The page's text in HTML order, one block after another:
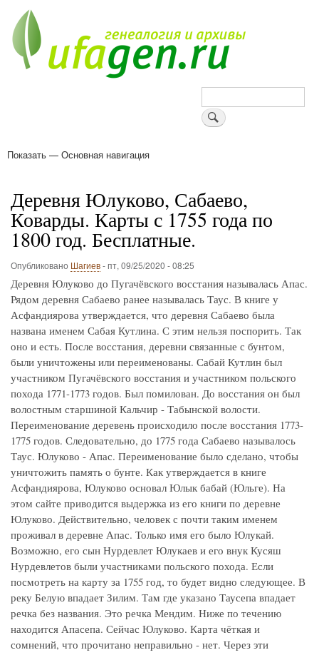
основному
содержанию
Поиск
Основная
Показать — Основная навигация
Деревня Юлуково, Сабаево,
Коварды. Карты с 1755 года по
1800 год. Бесплатные.
Опубликовано Шагиев-пт, 09/25/2020 - 08:25
Деревня Юлуково до Пугачёвского восстания называлась Апас.
Рядом деревня Сабаево ранее называлась Таус. В книге у
Асфандиярова утверждается, что деревня Сабаево была
названа именем Сабая Кутлина. С этим нельзя поспорить. Так
оно и есть. После восстания, деревни связанные с бунтом,
были уничтожены или переименованы. Сабай Кутлин был
участником Пугачёвского восстания и участником польского
похода 1771-1773 годов. Был помилован. До восстания он был
волостным старшиной Кальчир - Табынской волости.
Переименование деревень происходило после восстания 1773-
1775 годов. Следовательно, до 1775 года Сабаево называлось
Таус. Юлуково - Апас. Переименование было сделано, чтобы
уничтожить память о бунте. Как утверждается в книге
Асфандиярова, Юлуково основал Юлык бабай (Юльге). На
этом сайте приводится выдержка из его книги по деревне
Юлуково. Действительно, человек с почти таким именем
проживал в деревне Апас. Только имя его было Юлукай.
Возможно, его сын Нурдевлет Юлукаев и его внук Кусяш
Нурдевлетов были участниками польского похода. Если
посмотреть на карту за 1755 год, то будет видно следующее. В
реку Белую впадает Зилим. Там где указано Таусепа впадает
речка без названия. Это речка Мендим. Ниже по течению
находится Апасепа. Сейчас Юлуково. Карта чёткая и
сомнений, что прочитано неправильно - нет. Через эти